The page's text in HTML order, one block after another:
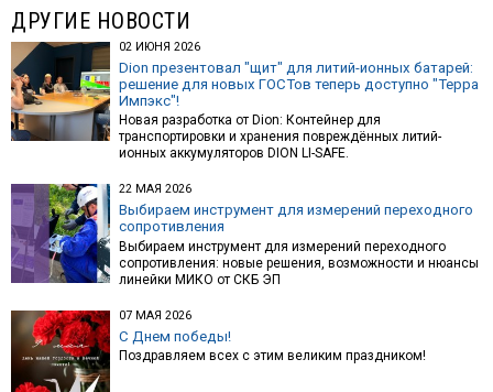
ДРУГИЕ НОВОСТИ
02 ИЮНЯ 2026
Dion презентовал "щит" для литий-ионных батарей:
решение для новых ГОСТов теперь доступно "Терра
Импэкс"!
Новая разработка от Dion: Контейнер для
транспортировки и хранения повреждённых литий-
ионных аккумуляторов DION LI-SAFE.
22 МАЯ 2026
Выбираем инструмент для измерений переходного
сопротивления
Выбираем инструмент для измерений переходного
сопротивления: новые решения, возможности и нюансы
линейки МИКО от СКБ ЭП
07 МАЯ 2026
С Днем победы!
Поздравляем всех с этим великим праздником!